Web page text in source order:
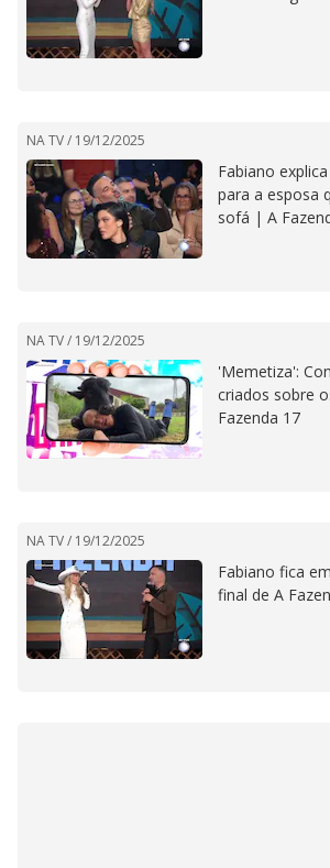
NA TV / 19/12/2025
Fabiano
para a esposa
sofá | A
NA TV / 19/12/2025
'Memetiza':
criados sobre
Fazenda 17
NA TV / 19/12/2025
Fabiano fica
final de A